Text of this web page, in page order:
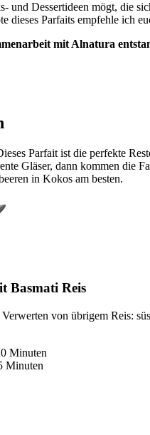
und Dessertideen mögt, die
dieses Parfaits empfehle ich
mit Alnatura
Parfait ist die perfekte
Gläser, dann kommen die
in Kokos am besten.
Basmati Reis
von übrigem Reis:
Minuten
Minuten